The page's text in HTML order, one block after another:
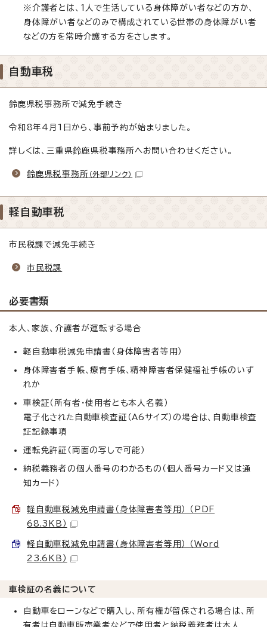
※介護者とは、1人で生活している身体障がい者などの方か、
身体障がい者などのみで構成されている世帯の身体障がい者
などの方を常時介護する方をさします。
自動車税
鈴鹿県税事務所で減免手続き
令和8年4月1日から、事前予約が始まりました。
詳しくは、三重県鈴鹿県税事務所へお問い合わせください。
鈴鹿県税事務所 （外部リンク）
軽自動車税
市民税課で減免手続き
市民税課
必要書類
本人、家族、介護者が運転する場合
軽自動車税減免申請書（身体障害者等用）
身体障害者手帳、療育手帳、精神障害者保健福祉手帳のいず
れか
車検証（所有者・使用者とも本人名義）
電子化された自動車検査証（A6サイズ）の場合は、自動車検査
証記録事項
運転免許証（両面の写しで可能）
納税義務者の個人番号のわかるもの（個人番号カード又は通
知カード）
軽自動車税減免申請書（身体障害者等用） （PDF
68.3KB）
軽自動車税減免申請書（身体障害者等用） （Word
23.6KB）
車検証の名義について
自動車をローンなどで購入し、所有権が留保される場合は、所
有者は自動車販売業者などで使用者と納税義務者は本人